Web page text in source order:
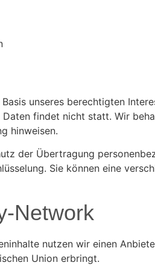
unseres berechtigten
findet nicht statt. Wir
hinweisen.
der Übertragung
Sie können eine
Network
nutzen wir einen
Union erbringt.